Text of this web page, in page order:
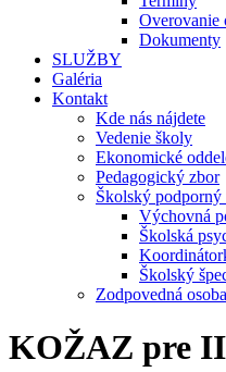
Overovanie
Dokumenty
SLUŽBY
Galéria
Kontakt
Kde nás nájdete
Vedenie školy
Ekonomické
Pedagogický zbor
Školský podporný
Výchovná
Školská
Školský
Zodpovedná
KOŽAZ pre